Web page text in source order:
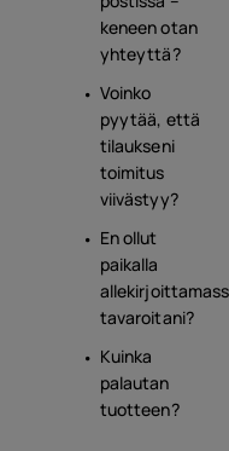
keneen otan
yhteyttä?
Voinko
pyytää, että
tilaukseni
toimitus
viivästyy?
En ollut
paikalla
tavaroitani?
Kuinka
palautan
tuotteen?